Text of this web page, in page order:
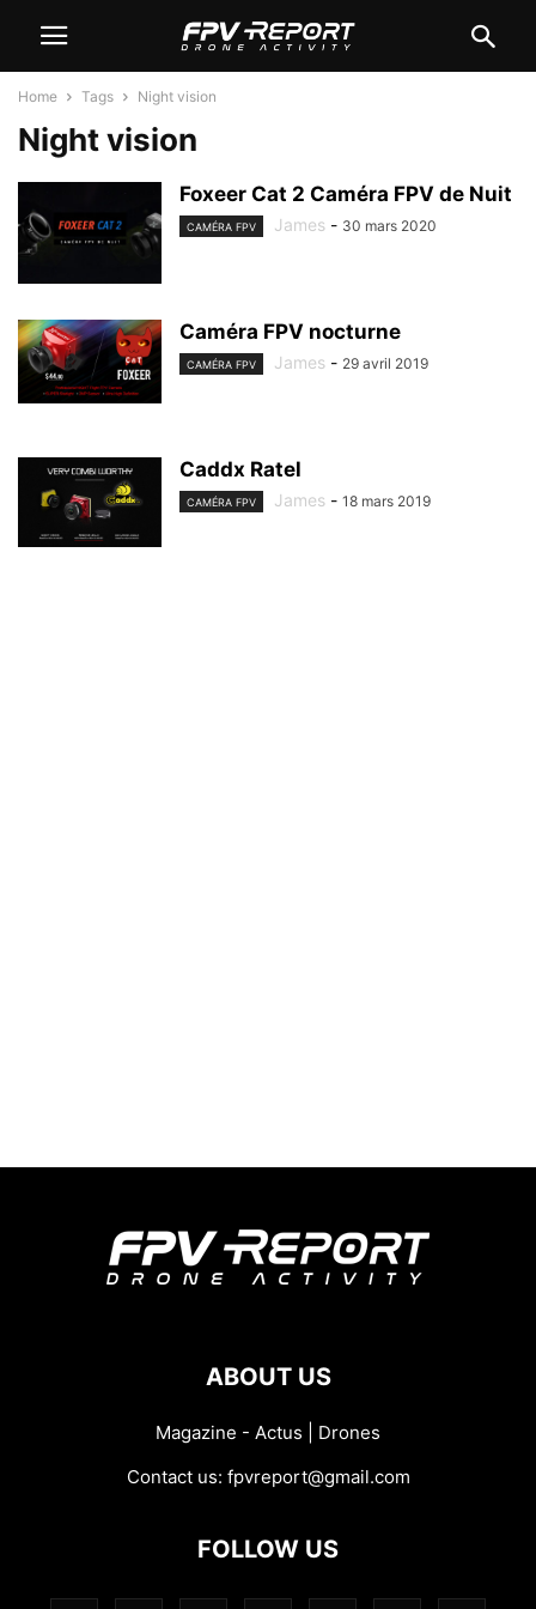
Home Tags Night vision
Night vision
Foxeer Cat 2 Caméra FPV de Nuit
CAMÉRA FPV James - 30 mars 2020
Caméra FPV nocturne
CAMÉRA FPV James - 29 avril 2019
Caddx Ratel
CAMÉRA FPV James - 18 mars 2019
ABOUT US
Magazine - Actus | Drones
Contact us: fpvreport@gmail.com
FOLLOW US